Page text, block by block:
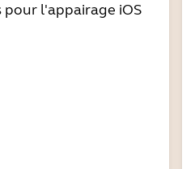
l'appairage iOS